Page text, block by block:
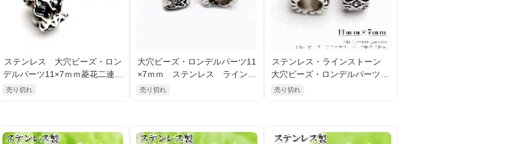
ステンレス 大穴ビーズ・ロン
デルパーツ11×7ｍｍ菱花二連モ
チーフ 【在庫限定】 （9667
売り切れ
大穴ビーズ・ロンデルパーツ11
×7ｍｍ ステンレス ラインス
トーン×バタフライモチーフ
売り切れ
ステンレス・ラインストーン
大穴ビーズ・ロンデルパーツ11
×7ｍｍハートリボンモチーフ
売り切れ